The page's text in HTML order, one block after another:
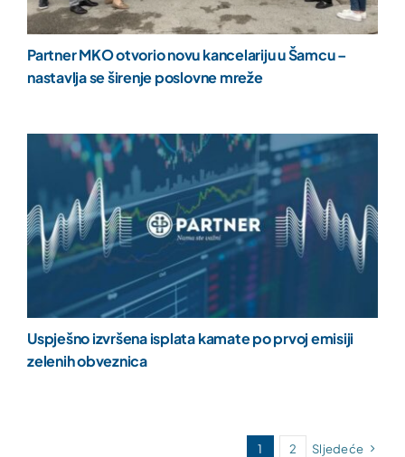
Partner MKO otvorio novu kancelariju u Šamcu –
nastavlja se širenje poslovne mreže
Uspješno izvršena isplata kamate po prvoj emisiji
zelenih obveznica
1 2 Sljedeće